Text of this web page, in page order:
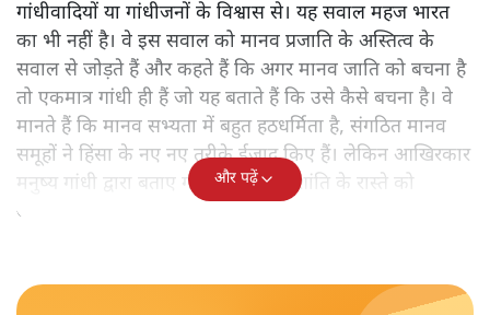
गांधीवादियों या गांधीजनों के विश्वास से। यह सवाल महज भारत
का भी नहीं है। वे इस सवाल को मानव प्रजाति के अस्तित्व के
सवाल से जोड़ते हैं और कहते हैं कि अगर मानव जाति को बचना है
तो एकमात्र गांधी ही हैं जो यह बताते हैं कि उसे कैसे बचना है। वे
मानते हैं कि मानव सभ्यता में बहुत हठधर्मिता है, संगठित मानव
समूहों ने हिंसा के नए नए तरीके ईजाद किए हैं। लेकिन आखिरकार
मनुष्य गांधी द्वारा बताए गए अहिंसा और शांति के रास्ते को
अपनाएगा।
और पढ़ें